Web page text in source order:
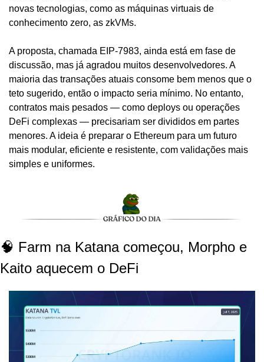
novas tecnologias, como as máquinas virtuais de
conhecimento zero, as zkVMs.
A proposta, chamada EIP-7983, ainda está em fase de
discussão, mas já agradou muitos desenvolvedores. A
maioria das transações atuais consome bem menos que o
teto sugerido, então o impacto seria mínimo. No entanto,
contratos mais pesados — como deploys ou operações
DeFi complexas — precisariam ser divididos em partes
menores. A ideia é preparar o Ethereum para um futuro
mais modular, eficiente e resistente, com validações mais
simples e uniformes.
🧠 Farm na Katana começou, Morpho e
Kaito aquecem o DeFi